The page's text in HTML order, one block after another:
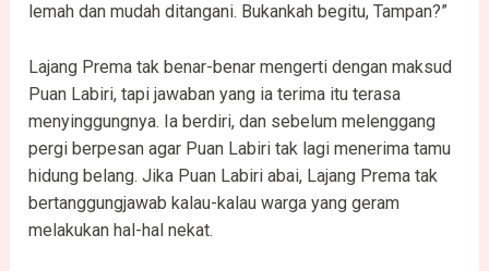
lemah dan mudah ditangani. Bukankah begitu, Tampan?”
Lajang Prema tak benar-benar mengerti dengan maksud
Puan Labiri, tapi jawaban yang ia terima itu terasa
menyinggungnya. Ia berdiri, dan sebelum melenggang
pergi berpesan agar Puan Labiri tak lagi menerima tamu
hidung belang. Jika Puan Labiri abai, Lajang Prema tak
bertanggungjawab kalau-kalau warga yang geram
melakukan hal-hal nekat.